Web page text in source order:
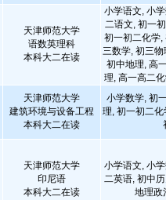
天津师范大学
语数英理科
本科大二在读
小学语文, 小
二语文, 初一
初一初二化学,
三数学, 初三
初中地理, 高
理, 高一高二
天津师范大学
建筑环境与设备工程
本科大二在读
小学数学, 初
理, 初一初二
天津师范大学
印尼语
本科大二在读
小学语文, 小
二英语, 初中
地理政